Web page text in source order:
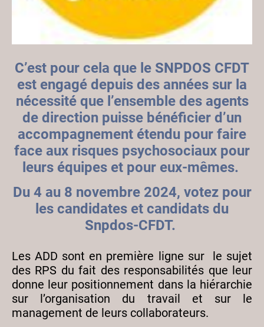
C’est pour cela que le SNPDOS CFDT
est engagé depuis des années sur la
nécessité que l’ensemble des agents
de direction puisse bénéficier d’un
accompagnement étendu pour faire
face aux risques psychosociaux pour
leurs équipes et pour eux-mêmes.
Du 4 au 8 novembre 2024, votez pour
les candidates et candidats du
Snpdos-CFDT.
Les ADD sont en première ligne sur le sujet
des RPS du fait des responsabilités que leur
donne leur positionnement dans la hiérarchie
sur l’organisation du travail et sur le
management de leurs collaborateurs.